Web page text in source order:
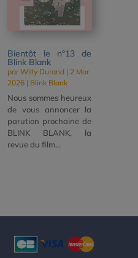
Bientôt le n°13 de
Blink Blank
parWilly Durand | 2 Mar
2026 | Blink Blank
Nous sommes heureux
de vous annoncer la
parution prochaine de
BLINK BLANK, la
revue du film...